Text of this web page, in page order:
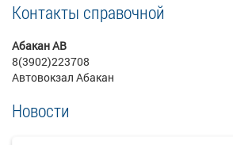
Контакты справочной
Абакан АВ
8(3902)223708
Автовокзал Абакан
Новости